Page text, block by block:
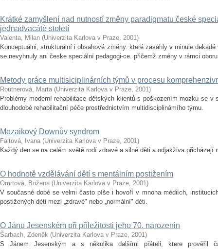
Krátké zamyšlení nad nutností změny paradigmatu české
jednadvacáté století
Valenta, Milan (Univerzita Karlova v Praze, 2001)
Konceptuálni, strukturální i obsahové změny. které zasáhly v minule
se nevyhnuly ani česke speciální pedagogi-ce. přičemž zmény v rámci
Metody práce multisiciplinárních týmů v procesu
Routnerová, Marta (Univerzita Karlova v Praze, 2001)
Problémy moderní rehabilitace dětských klientů s poškozením mozku se v
dlouhodobé rehabilitační péče prostřednictvím multidisciplinámího týmu.
Mozaikový Downův syndrom
Faitová, Ivana (Univerzita Karlova v Praze, 2001)
Každý den se na celém světě rodí zdravé a silné děti a odjakživa přicházejí
O hodnotě vzdělávání dětí s mentálním postižením
Omrtová, Božena (Univerzita Karlova v Praze, 2001)
V současné dobé se velmi často píše i hovoří v mnoha médiích,
postižených déti mezi „zdravé" nebo „normální" déti.
O Jánu Jesenském při příležitosti jeho 70. narozenin
Šarbach, Zdeněk (Univerzita Karlova v Praze, 2001)
S Jánem Jesenským a s několika dalšími přáteli, ktere prověřil